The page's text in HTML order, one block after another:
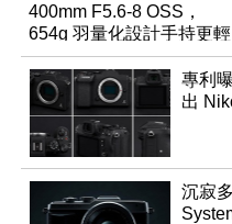
400mm F5.6-8 OSS，
654g 羽量化設計手持更輕
鬆
專利
出
沉寂